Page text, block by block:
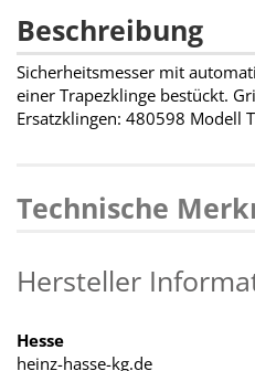
Beschreibung
Sicherheitsmesser mit
einer Trapezklinge bestückt.
Ersatzklingen: 480598 Modell
Technische
Hersteller
Hesse
heinz-hasse-kg.de